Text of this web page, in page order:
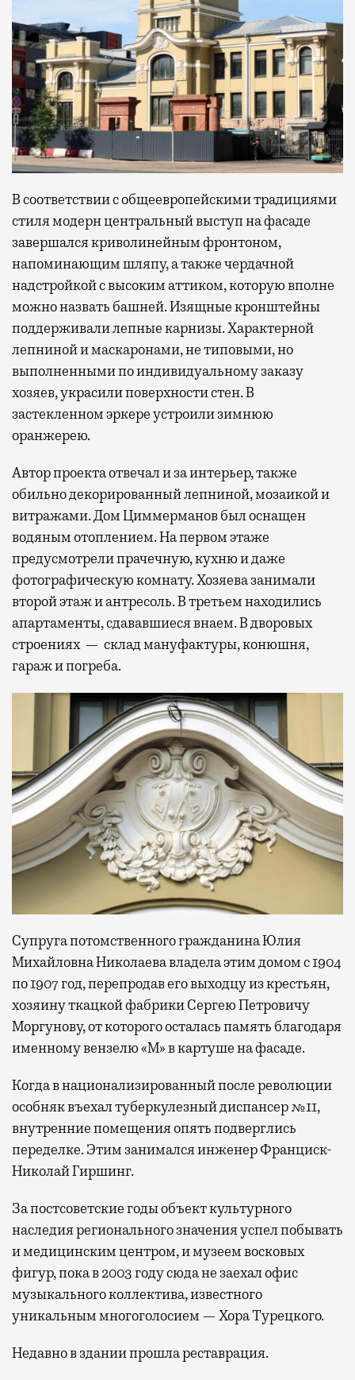
В соответствии с общеевропейскими традициями
стиля модерн центральный выступ на фасаде
завершался криволинейным фронтоном,
напоминающим шляпу, а также чердачной
надстройкой с высоким аттиком, которую вполне
можно назвать башней. Изящные кронштейны
поддерживали лепные карнизы. Характерной
лепниной и маскаронами, не типовыми, но
выполненными по индивидуальному заказу
хозяев, украсили поверхности стен. В
застекленном эркере устроили зимнюю
оранжерею.
Автор проекта отвечал и за интерьер, также
обильно декорированный лепниной, мозаикой и
витражами. Дом Циммерманов был оснащен
водяным отоплением. На первом этаже
предусмотрели прачечную, кухню и даже
фотографическую комнату. Хозяева занимали
второй этаж и антресоль. В третьем находились
апартаменты, сдававшиеся внаем. В дворовых
строениях — склад мануфактуры, конюшня,
гараж и погреба.
Супруга потомственного гражданина Юлия
Михайловна Николаева владела этим домом с 1904
по 1907 год, перепродав его выходцу из крестьян,
хозяину ткацкой фабрики Сергею Петровичу
Моргунову, от которого осталась память благодаря
именному вензелю «М» в картуше на фасаде.
Когда в национализированный после революции
особняк въехал туберкулезный диспансер №11,
внутренние помещения опять подверглись
переделке. Этим занимался инженер Франциск-
Николай Гиршинг.
За постсоветские годы объект культурного
наследия регионального значения успел побывать
и медицинским центром, и музеем восковых
фигур, пока в 2003 году сюда не заехал офис
музыкального коллектива, известного
уникальным многоголосием — Хора Турецкого.
Недавно в здании прошла реставрация.